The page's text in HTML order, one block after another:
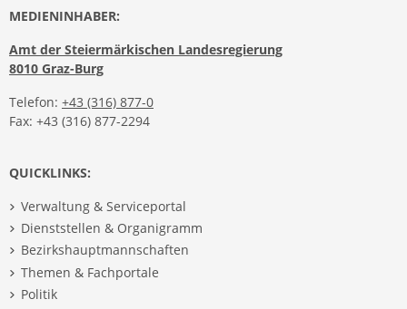
MEDIENINHABER:
Amt der Steiermärkischen Landesregierung
8010 Graz-Burg
Telefon: +43 (316) 877-0
Fax: +43 (316) 877-2294
QUICKLINKS:
Verwaltung & Serviceportal
Dienststellen & Organigramm
Bezirkshauptmannschaften
Themen & Fachportale
Politik